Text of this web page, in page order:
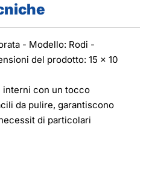
- Modello: Rodi -
del prodotto: 15 x 10
interni con un tocco
da pulire, garantiscono
di particolari